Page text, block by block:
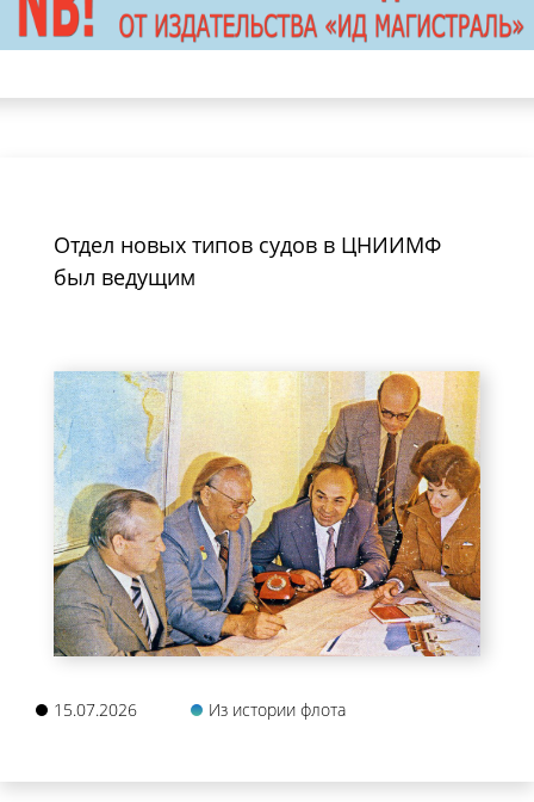
Отдел новых типов судов в ЦНИИМФ
был ведущим
15.07.2026 Из истории флота